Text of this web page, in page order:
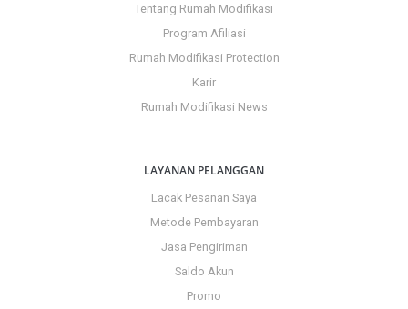
Tentang Rumah Modifikasi
Program Afiliasi
Rumah Modifikasi Protection
Karir
Rumah Modifikasi News
LAYANAN PELANGGAN
Lacak Pesanan Saya
Metode Pembayaran
Jasa Pengiriman
Saldo Akun
Promo